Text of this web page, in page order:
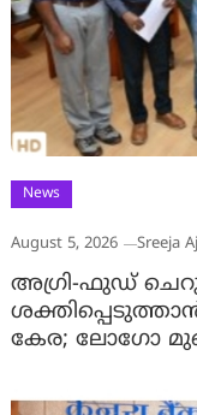
News
August 5, 2026 Sreeja
അഗ്രി-ഫുഡ്
ശക്തിപ്പെടുത്താന്‍
കേര; ലോഗോ